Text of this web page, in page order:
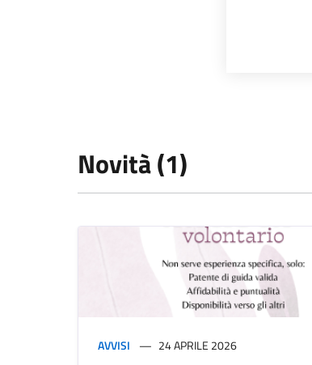
Novità (1)
AVVISI 24 APRILE 2026